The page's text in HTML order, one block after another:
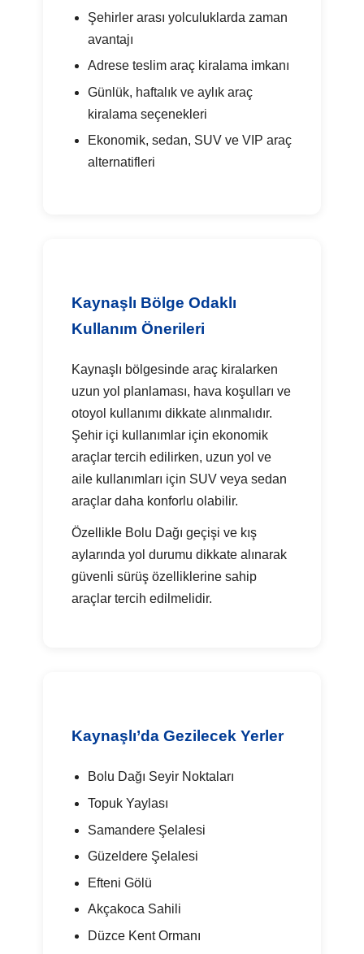
Şehirler arası yolculuklarda zaman
avantajı
Adrese teslim araç kiralama imkanı
Günlük, haftalık ve aylık araç
kiralama seçenekleri
Ekonomik, sedan, SUV ve VIP araç
alternatifleri
Kaynaşlı Bölge Odaklı
Kullanım Önerileri
Kaynaşlı bölgesinde araç kiralarken
uzun yol planlaması, hava koşulları ve
otoyol kullanımı dikkate alınmalıdır.
Şehir içi kullanımlar için ekonomik
araçlar tercih edilirken, uzun yol ve
aile kullanımları için SUV veya sedan
araçlar daha konforlu olabilir.
Özellikle Bolu Dağı geçişi ve kış
aylarında yol durumu dikkate alınarak
güvenli sürüş özelliklerine sahip
araçlar tercih edilmelidir.
Kaynaşlı’da Gezilecek Yerler
Bolu Dağı Seyir Noktaları
Topuk Yaylası
Samandere Şelalesi
Güzeldere Şelalesi
Efteni Gölü
Akçakoca Sahili
Düzce Kent Ormanı